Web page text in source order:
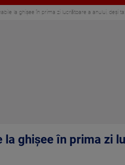
la ghișee în prima zi lucrătoare a anului, deși
la ghișee în prima zi